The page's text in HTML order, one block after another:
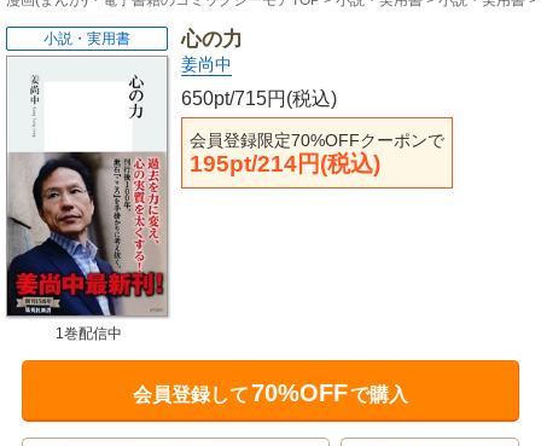
心の力
姜尚中
650pt/715円(税込)
会員登録限定70%OFFクーポンで
195pt/214円(税込)
小説・実用書
1巻配信中
会員登録して70%OFFで購入